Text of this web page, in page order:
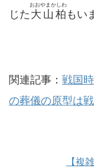
じた大山柏
おおやまかしわ
もい
関連記事： 戦国
の葬儀の原型は
【複